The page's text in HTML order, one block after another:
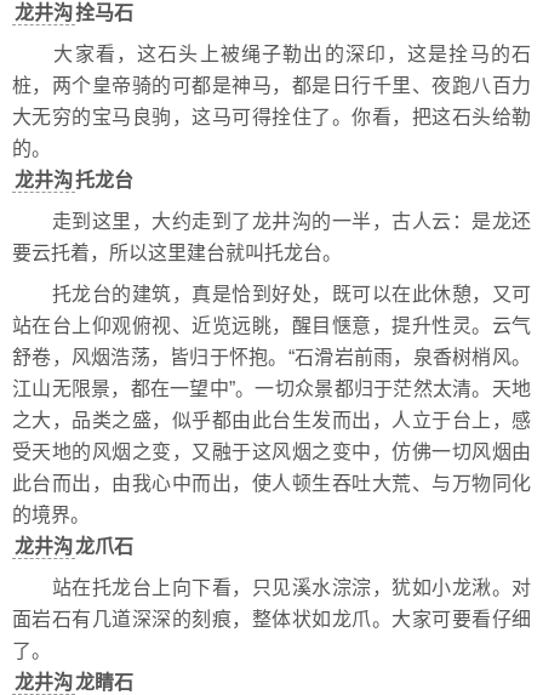
龙井沟拴马石
大家看，这石头上被绳子勒出的深印，这是拴马的石
桩，两个皇帝骑的可都是神马，都是日行千里、夜跑八百力
大无穷的宝马良驹，这马可得拴住了。你看，把这石头给勒
的。
龙井沟托龙台
走到这里，大约走到了龙井沟的一半，古人云：是龙还
要云托着，所以这里建台就叫托龙台。
托龙台的建筑，真是恰到好处，既可以在此休憩，又可
站在台上仰观俯视、近览远眺，醒目惬意，提升性灵。云气
舒卷，风烟浩荡，皆归于怀抱。“石滑岩前雨，泉香树梢风。
江山无限景，都在一望中”。一切众景都归于茫然太清。天地
之大，品类之盛，似乎都由此台生发而出，人立于台上，感
受天地的风烟之变，又融于这风烟之变中，仿佛一切风烟由
此台而出，由我心中而出，使人顿生吞吐大荒、与万物同化
的境界。
龙井沟龙爪石
站在托龙台上向下看，只见溪水淙淙，犹如小龙湫。对
面岩石有几道深深的刻痕，整体状如龙爪。大家可要看仔细
了。
龙井沟龙睛石